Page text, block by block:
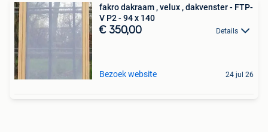
fakro dakraam , velux , dakvenster - FTP-
V P2 - 94 x 140
€ 350,00 Details
Bezoek website 24 jul 26